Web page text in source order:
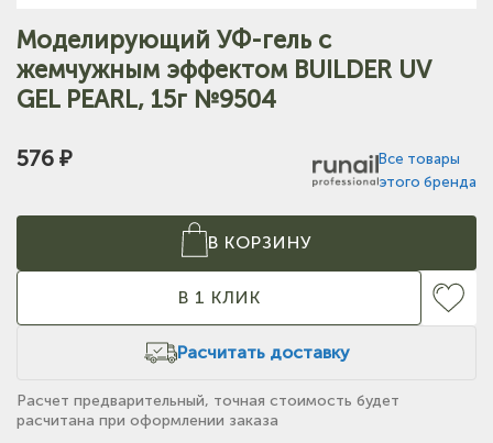
Моделирующий УФ-гель c
жемчужным эффектом BUILDER UV
GEL PEARL, 15г №9504
576 ₽
Все товары
этого бренда
В КОРЗИНУ
В 1 КЛИК
Расчитать доставку
Расчет предварительный, точная стоимость будет
расчитана при оформлении заказа